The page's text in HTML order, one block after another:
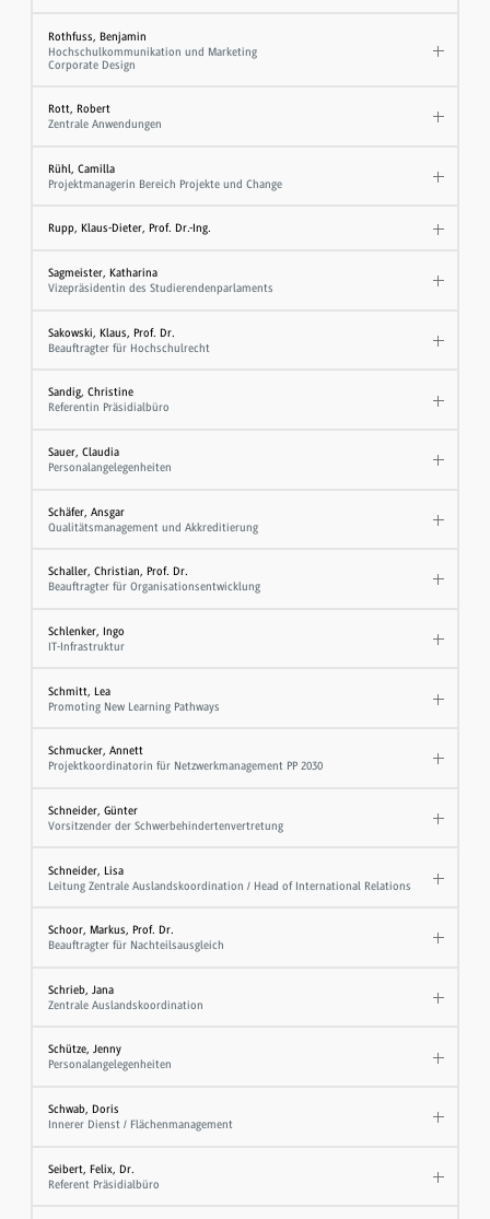
Rothfuss, Benjamin
Hochschulkommunikation und Marketing
Corporate Design
Rott, Robert
Zentrale Anwendungen
Rühl, Camilla
Projektmanagerin Bereich Projekte und Change
Rupp, Klaus-Dieter, Prof. Dr.-Ing.
Sagmeister, Katharina
Vizepräsidentin des Studierendenparlaments
Sakowski, Klaus, Prof. Dr.
​Beauftragter für Hochschulrecht
Sandig, Christine
Referentin Präsidialbüro
Sauer, Claudia
Personalangelegenheiten
Schäfer, Ansgar
Qualitätsmanagement und Akkreditierung
Schaller, Christian, Prof. Dr.
Beauftragter für Organisationsentwicklung
Schlenker, Ingo
IT-Infrastruktur
Schmitt, Lea
Promoting New Learning Pathways
Schmucker, Annett
Projektkoordinatorin für Netzwerkmanagement PP 2030
Schneider, Günter
Vorsitzender der Schwerbehindertenvertretung
Schneider, Lisa
Leitung Zentrale Auslandskoordination / Head of International Relations
Schoor, Markus, Prof. Dr.
Beauftragter für Nachteilsausgleich
Schrieb, Jana
Zentrale Auslandskoordination
Schütze, Jenny
Personalangelegenheiten
Schwab, Doris
Innerer Dienst / Flächenmanagement
Seibert, Felix, Dr.
Referent Präsidialbüro